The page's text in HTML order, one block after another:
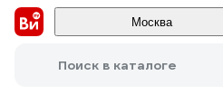
Москва
Поиск в каталоге